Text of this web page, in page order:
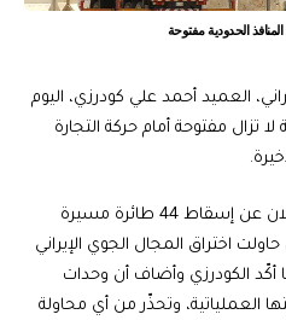
الحدودية مفتوحة
العميد أحمد علي كودرزي، اليوم
لا تزال مفتوحة أمام حركة التجارة
وجاء هذا التصريح في أعقاب الإعلان عن إسقاط 44 طائرة مسيرة
اختراق المجال الجوي الإيراني
ما أكّد الكودرزي وأضاف أن وحدات
العملياتية، وتحذّر من أي محاولة